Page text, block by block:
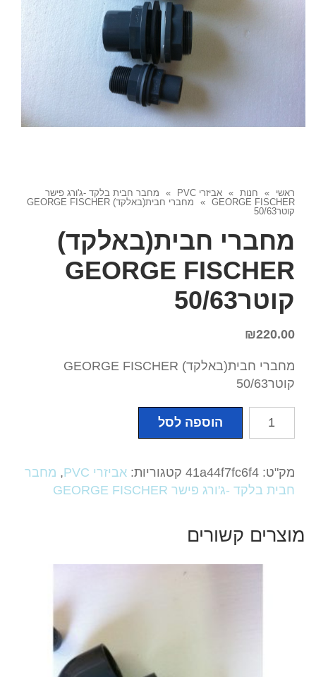
ראשי » חנות » אביזרי PVC »
מחבר חבית בלקד -ג'ורג פישר
GEORGE FISCHER
»
מחברי חבית(באלקד) GEORGE FISCHER
קוטר50/63
מחברי חבית(באלקד)
GEORGE FISCHER
קוטר50/63
₪220.00
מחברי חבית(באלקד) GEORGE FISCHER
קוטר50/63
כמות
חבית(באלקד)
GEORGE
הוספה לסל
מק"ט: 41a44f7fc6f4 קטגוריות: אביזרי PVC , מחבר
חבית בלקד -ג'ורג פישר GEORGE FISCHER
מוצרים קשורים